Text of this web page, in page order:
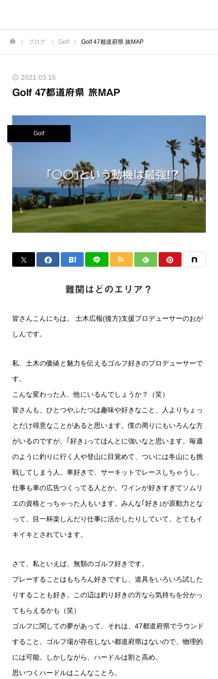
ブログ Golf Golf 47都道府県 旅MAP
2021.03.15
Golf 47都道府県 旅MAP
Golf
難関はどのエリア？
皆さんこんにちは。 土木広報(後方)支援プロデューサーのおが
しんです。
私、土木の価値と魅力を伝えるゴルフ好きのプロデューサーで
す。
こんな変わった人、他にいるんでしょうか？（笑）
皆さんも、ひとつやふたつは趣味や好きなこと、人よりちょっ
とだけ得意なことがあると思います。僕の周りにもいろんな方
がいるのですが、｢好き｣ってほんとに強いなと思います。毎週
のように釣りに行く人や登山に目覚めて、ついには冬山にも挑
戦してしまう人。車好きで、サーキットでレースしちゃうし、
仕事も車の広告つくってる人とか。ワインが好きすぎてソムリ
エの資格とっちゃった人もいます。みんな｢好き｣が原動力とな
って、目一杯楽しんだり仕事に活かしたりしていて、とてもイ
キイキとされています。
さて、私といえば、無類のゴルフ好きです。
プレーすることはもちろん好きですし、道具をいろいろ試した
りすることも好き。この辺は釣り好きの方なら気持ちを分かっ
てもらえるかも（笑）
ゴルフに関しての夢があって、それは、47都道府県でラウンド
すること。ゴルフ場が存在しない都道府県はないので、物理的
には可能。しかしながら、ハードルは割と高め。
思いつくハードルはこんなことろ。